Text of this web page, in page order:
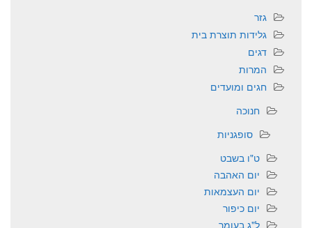
גזר
גלידות תוצרת בית
דגים
המרות
חגים ומועדים
חנוכה
סופגניות
ט"ו בשבט
יום האהבה
יום העצמאות
יום כיפור
ל"ג בעומר